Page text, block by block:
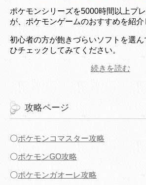
ポケモンシリーズを5000時間以上プ
が、ポケモンゲームのおすすめを紹介
初心者の方が飽きづらいソフトを選
ひチェックしてみてください。
続きを読む
攻略ページ
〇ポケモンコマスター攻略
〇ポケモンGO攻略
〇ポケモンガオーレ攻略